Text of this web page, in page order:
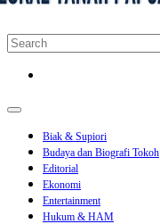
Biak & Supiori
Budaya dan Biografi Tokoh
Editorial
Ekonomi
Entertainment
Hukum & HAM